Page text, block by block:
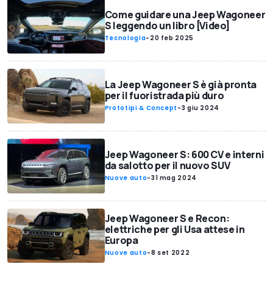
Come guidare una Jeep Wagoneer
S leggendo un libro [Video]
Tecnologia- 20 feb 2025
La Jeep Wagoneer S è già pronta
per il fuoristrada più duro
Prototipi & Concept -3 giu 2024
Jeep Wagoneer S: 600 CV e interni
da salotto per il nuovo SUV
Nuove auto-31 mag 2024
Jeep Wagoneer S e Recon:
elettriche per gli Usa attese in
Europa
Nuove auto-8 set 2022